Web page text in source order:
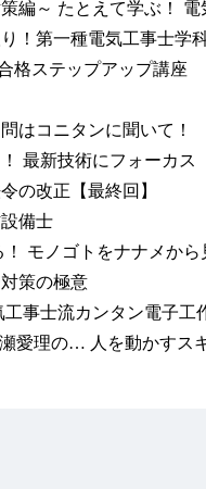
編～ たとえて学ぶ！ 電
！第一種電気工事士学
格ステップアップ講座
はコニタンに聞いて！
最新技術にフォーカス
の改正【最終回】
備士
モノゴトをナナメから
策の極意
事士流カンタン電子工
愛理の… 人を動かすス